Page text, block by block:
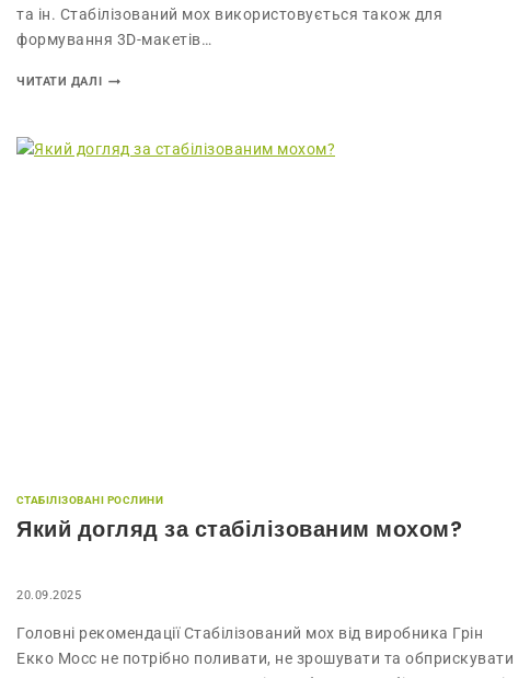
та ін. Стабілізований мох використовується також для
формування 3D-макетів…
ЧИТАТИ ДАЛІ
СТАБІЛІЗОВАНІ РОСЛИНИ
Який догляд за стабілізованим мохом?
20.09.2025
Головні рекомендації Стабілізований мох від виробника Грін
Екко Мосс не потрібно поливати, не зрошувати та обприскувати